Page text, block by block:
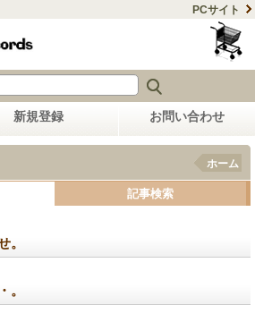
PCサイト
新規登録 お問い合わせ
ホーム
記事検索
。
。